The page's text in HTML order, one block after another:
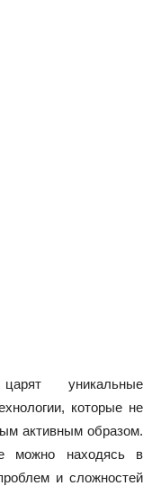
уникальные
которые не
активным образом.
можно находясь в
и сложностей